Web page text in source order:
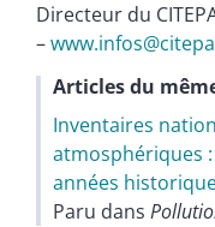
Directeur du
–
Articles du
Inventaires
atmosphériques
années
Paru dans